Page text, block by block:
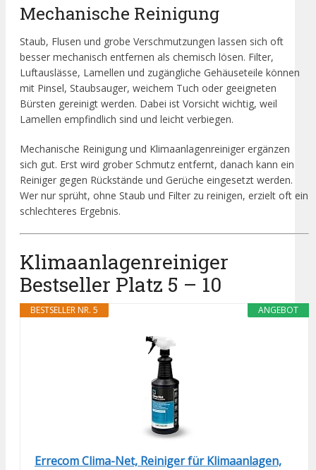
Mechanische Reinigung
Staub, Flusen und grobe Verschmutzungen lassen sich oft
besser mechanisch entfernen als chemisch lösen. Filter,
Luftauslässe, Lamellen und zugängliche Gehäuseteile können
mit Pinsel, Staubsauger, weichem Tuch oder geeigneten
Bürsten gereinigt werden. Dabei ist Vorsicht wichtig, weil
Lamellen empfindlich sind und leicht verbiegen.
Mechanische Reinigung und Klimaanlagenreiniger ergänzen
sich gut. Erst wird grober Schmutz entfernt, danach kann ein
Reiniger gegen Rückstände und Gerüche eingesetzt werden.
Wer nur sprüht, ohne Staub und Filter zu reinigen, erzielt oft ein
schlechteres Ergebnis.
Klimaanlagenreiniger
Bestseller Platz 5 – 10
ANGEBOT
BESTSELLER NR. 5
Errecom Clima-Net, Reiniger für Klimaanlagen,